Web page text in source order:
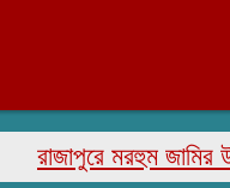
মরহুম জামির